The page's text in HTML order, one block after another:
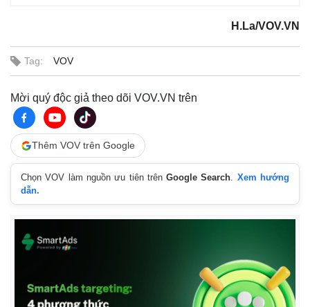
H.La/VOV.VN
Tag: VOV
Mời quý độc giả theo dõi VOV.VN trên
Thêm VOV trên Google
Chọn VOV làm nguồn ưu tiên trênGoogle Search. Xem hướng
dẫn.